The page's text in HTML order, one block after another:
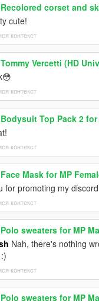
Recolored corset and
cute!
контекст
Tommy Vercetti (HD
контекст
Bodysuit Top Pack 2 for
контекст
Face Mask for MP
for promoting my
контекст
Polo sweaters for MP
Nah, there's nothing
контекст
Polo sweaters for MP